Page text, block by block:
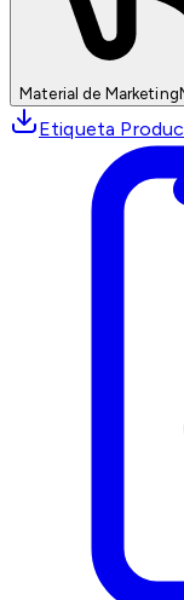
Material de Marketing
Etiqueta